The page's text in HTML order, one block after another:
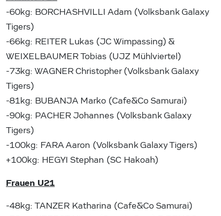
-60kg: BORCHASHVILLI Adam (Volksbank Galaxy
Tigers)
-66kg: REITER Lukas (JC Wimpassing) &
WEIXELBAUMER Tobias (UJZ Mühlviertel)
-73kg: WAGNER Christopher (Volksbank Galaxy
Tigers)
-81kg: BUBANJA Marko (Cafe&Co Samurai)
-90kg: PACHER Johannes (Volksbank Galaxy
Tigers)
-100kg: FARA Aaron (Volksbank Galaxy Tigers)
+100kg: HEGYI Stephan (SC Hakoah)
Frauen U21
-48kg: TANZER Katharina (Cafe&Co Samurai)